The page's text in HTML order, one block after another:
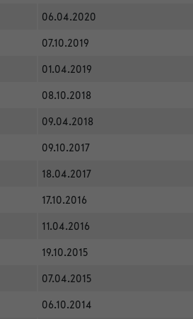
06.04.2020
07.10.2019
01.04.2019
08.10.2018
09.04.2018
09.10.2017
18.04.2017
17.10.2016
11.04.2016
19.10.2015
07.04.2015
06.10.2014